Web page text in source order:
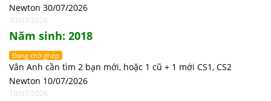
Newton 30/07/2026
30/07/2026
Năm sinh: 2018
Đang chờ ghép
Vân Anh cần tìm 2 bạn mới, hoặc 1 cũ + 1 mới CS1, CS2
Newton 10/07/2026
10/07/2026